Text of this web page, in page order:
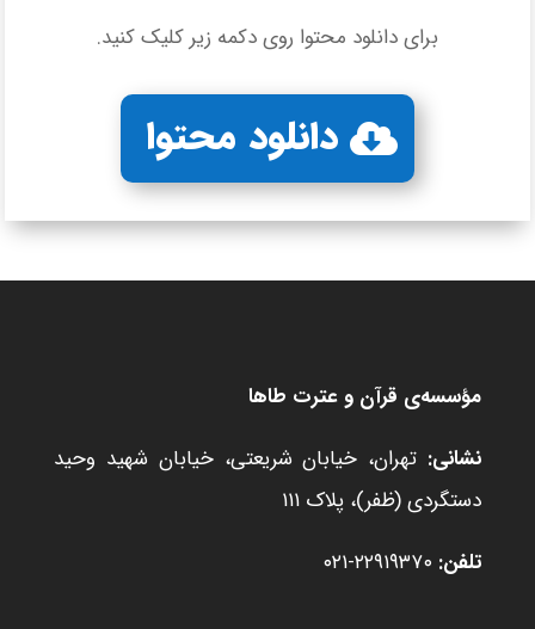
برای دانلود محتوا روی دکمه زیر کلیک کنید.
دانلود محتوا
مؤسسه‌ی قرآن و عترت طاها
نشانی: تهران، خیابان شریعتی، خیابان شهید وحید
دستگردی (ظفر)، پلاک ۱۱۱
تلفن: